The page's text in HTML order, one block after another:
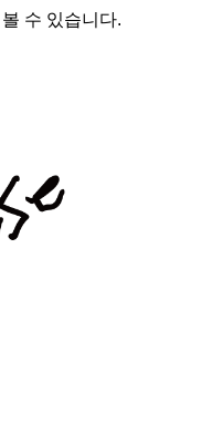
수 있습니다.